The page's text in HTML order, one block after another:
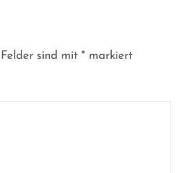
sind mit * markiert